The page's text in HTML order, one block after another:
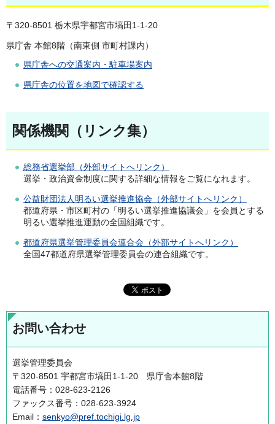
〒320-8501 栃木県宇都宮市塙田1-1-20
県庁舎 本館8階（南東側 市町村課内）
県庁舎への交通案内・駐車場案内
県庁舎の位置を地図で確認する
関係機関（リンク集）
総務省選挙部（外部サイトへリンク）
選挙・政治資金制度に関する詳細な情報をご覧になれます。
公益財団法人明るい選挙推進協会（外部サイトへリンク）
都道府県・市区町村の「明るい選挙推進協議会」を会員とする
明るい選挙推進運動の全国組織です。
都道府県選挙管理委員会連合会（外部サイトへリンク）
全国47都道府県選挙管理委員会の連合組織です。
お問い合わせ
選挙管理委員会
〒320-8501 宇都宮市塙田1-1-20 県庁舎本館8階
電話番号：028-623-2126
ファックス番号：028-623-3924
Email： senkyo@pref.tochigi.lg.jp